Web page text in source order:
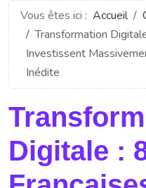
Vous êtes ici : Accueil
Transformation
Investissent
Inédite
Digitale :